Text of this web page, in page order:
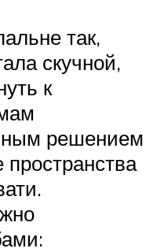
так,
скучной,
к
решением